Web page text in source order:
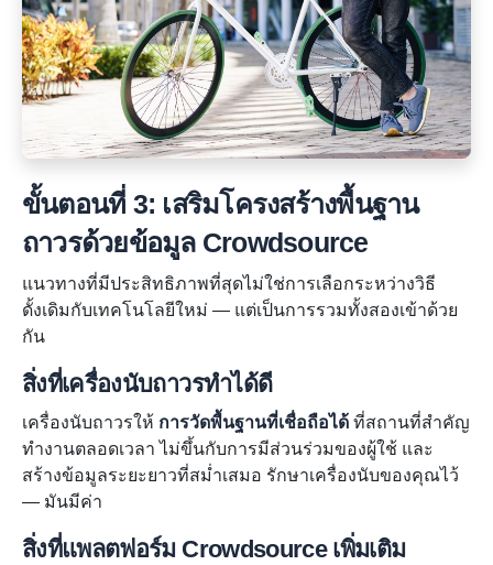
ขั้นตอนที่ 3: เสริมโครงสร้างพื้นฐาน
ถาวรด้วยข้อมูล Crowdsource
แนวทางที่มีประสิทธิภาพที่สุดไม่ใช่การเลือกระหว่างวิธี
ดั้งเดิมกับเทคโนโลยีใหม่ — แต่เป็นการรวมทั้งสองเข้าด้วย
กัน
สิ่งที่เครื่องนับถาวรทำได้ดี
เครื่องนับถาวรให้ การวัดพื้นฐานที่เชื่อถือได้ ที่สถานที่สำคัญ
ทำงานตลอดเวลา ไม่ขึ้นกับการมีส่วนร่วมของผู้ใช้ และ
สร้างข้อมูลระยะยาวที่สม่ำเสมอ รักษาเครื่องนับของคุณไว้
— มันมีค่า
สิ่งที่แพลตฟอร์ม Crowdsource เพิ่มเติม